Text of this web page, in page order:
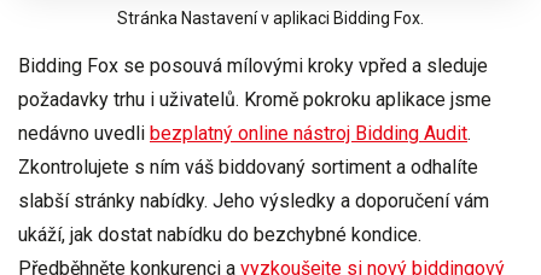
Stránka Nastavení v aplikaci Bidding Fox.
Bidding Fox se posouvá mílovými kroky vpřed a sleduje
požadavky trhu i uživatelů. Kromě pokroku aplikace jsme
nedávno uvedli bezplatný online nástroj Bidding Audit.
Zkontrolujete s ním váš biddovaný sortiment a odhalíte
slabší stránky nabídky. Jeho výsledky a doporučení vám
ukáží, jak dostat nabídku do bezchybné kondice.
Předběhněte konkurenci a vyzkoušejte si nový biddingový